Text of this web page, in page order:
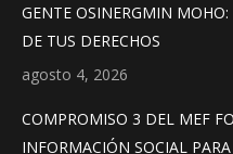
GENTE OSINERGMIN
DE TUS DERECHOS
agosto 4, 2026
COMPROMISO 3 DEL MEF
INFORMACIÓN SOCIAL